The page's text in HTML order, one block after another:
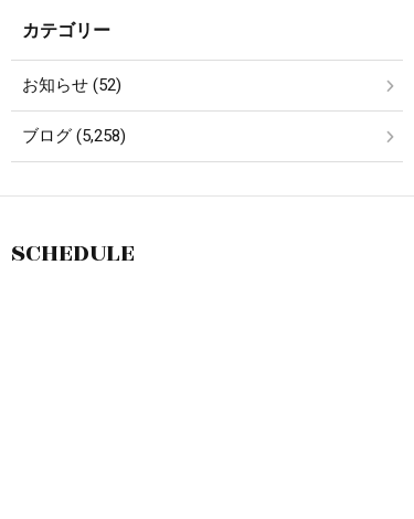
カテゴリー
お知らせ (52)
ブログ (5,258)
SCHEDULE